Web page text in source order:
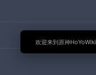
🎉 欢迎来到原神HoYoWiki